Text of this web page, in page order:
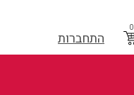
0
התחברות